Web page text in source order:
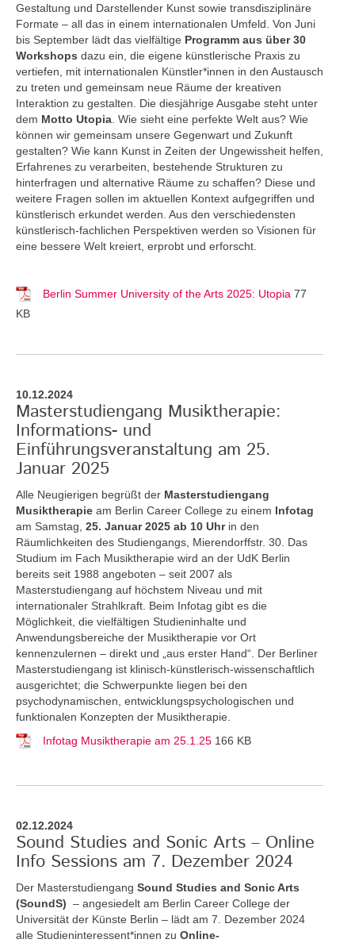
Gestaltung und Darstellender Kunst sowie transdisziplinäre
Formate – all das in einem internationalen Umfeld. Von Juni
bis September lädt das vielfältige Programm aus über 30
Workshops dazu ein, die eigene künstlerische Praxis zu
vertiefen, mit internationalen Künstler*innen in den Austausch
zu treten und gemeinsam neue Räume der kreativen
Interaktion zu gestalten. Die diesjährige Ausgabe steht unter
dem Motto Utopia . Wie sieht eine perfekte Welt aus? Wie
können wir gemeinsam unsere Gegenwart und Zukunft
gestalten? Wie kann Kunst in Zeiten der Ungewissheit helfen,
Erfahrenes zu verarbeiten, bestehende Strukturen zu
hinterfragen und alternative Räume zu schaffen? Diese und
weitere Fragen sollen im aktuellen Kontext aufgegriffen und
künstlerisch erkundet werden. Aus den verschiedensten
künstlerisch-fachlichen Perspektiven werden so Visionen für
eine bessere Welt kreiert, erprobt und erforscht.
Berlin Summer University of the Arts 2025: Utopia 77
KB
10.12.2024
Masterstudiengang Musiktherapie:
Informations- und
Einführungsveranstaltung am 25.
Januar 2025
Alle Neugierigen begrüßt der Masterstudiengang
Musiktherapie am Berlin Career College zu einem Infotag
am Samstag, 25. Januar 2025 ab 10 Uhrin den
Räumlichkeiten des Studiengangs, Mierendorffstr. 30. Das
Studium im Fach Musiktherapie wird an der UdK Berlin
bereits seit 1988 angeboten – seit 2007 als
Masterstudiengang auf höchstem Niveau und mit
internationaler Strahlkraft. Beim Infotag gibt es die
Möglichkeit, die vielfältigen Studieninhalte und
Anwendungsbereiche der Musiktherapie vor Ort
kennenzulernen – direkt und „aus erster Hand“. Der Berliner
Masterstudiengang ist klinisch-künstlerisch-wissenschaftlich
ausgerichtet; die Schwerpunkte liegen bei den
psychodynamischen, entwicklungspsychologischen und
funktionalen Konzepten der Musiktherapie.
Infotag Musiktherapie am 25.1.25 166 KB
02.12.2024
Sound Studies and Sonic Arts – Online
Info Sessions am 7. Dezember 2024
Der Masterstudiengang Sound Studies and Sonic Arts
(SoundS) – angesiedelt am Berlin Career College der
Universität der Künste Berlin – lädt am 7. Dezember 2024
alle Studieninteressent*innen zu Online-